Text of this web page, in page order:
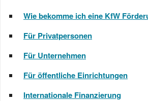
Wie bekomme ich eine KfW
Für Privatpersonen
Für Unternehmen
Für öffentliche Einrichtungen
Internationale Finanzierung